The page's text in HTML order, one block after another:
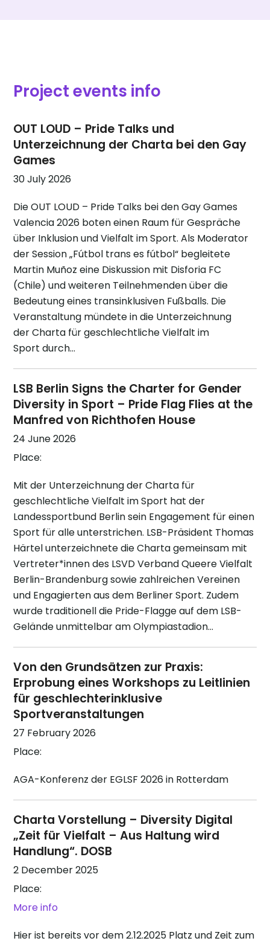
Project events info
OUT LOUD – Pride Talks und
Unterzeichnung der Charta bei den Gay
Games
30 July 2026
Die OUT LOUD – Pride Talks bei den Gay Games
Valencia 2026 boten einen Raum für Gespräche
über Inklusion und Vielfalt im Sport. Als Moderator
der Session „Fútbol trans es fútbol“ begleitete
Martin Muñoz eine Diskussion mit Disforia FC
(Chile) und weiteren Teilnehmenden über die
Bedeutung eines transinklusiven Fußballs. Die
Veranstaltung mündete in die Unterzeichnung
der Charta für geschlechtliche Vielfalt im
Sport durch…
LSB Berlin Signs the Charter for Gender
Diversity in Sport – Pride Flag Flies at the
Manfred von Richthofen House
24 June 2026
Place:
Mit der Unterzeichnung der Charta für
geschlechtliche Vielfalt im Sport hat der
Landessportbund Berlin sein Engagement für einen
Sport für alle unterstrichen. LSB-Präsident Thomas
Härtel unterzeichnete die Charta gemeinsam mit
Vertreter*innen des LSVD Verband Queere Vielfalt
Berlin-Brandenburg sowie zahlreichen Vereinen
und Engagierten aus dem Berliner Sport. Zudem
wurde traditionell die Pride-Flagge auf dem LSB-
Gelände unmittelbar am Olympiastadion…
Von den Grundsätzen zur Praxis:
Erprobung eines Workshops zu Leitlinien
für geschlechterinklusive
Sportveranstaltungen
27 February 2026
Place:
AGA-Konferenz der EGLSF 2026 in Rotterdam
Charta Vorstellung – Diversity Digital
„Zeit für Vielfalt – Aus Haltung wird
Handlung“. DOSB
2 December 2025
Place:
More info
Hier ist bereits vor dem 2.12.2025 Platz und Zeit zum